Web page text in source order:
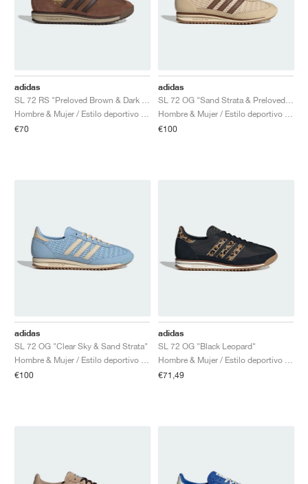
adidas
SL 72 RS "Preloved Brown & Dark Brown"
Hombre & Mujer / Estilo deportivo / Zapatos
€70
adidas
SL 72 OG "Sand Strata & Preloved Brown"
Hombre & Mujer / Estilo deportivo / Zapatos
€100
adidas
SL 72 OG "Clear Sky & Sand Strata"
Hombre & Mujer / Estilo deportivo / Zapatos
€100
adidas
SL 72 OG "Black Leopard"
Hombre & Mujer / Estilo deportivo / Zapatos
€71,49